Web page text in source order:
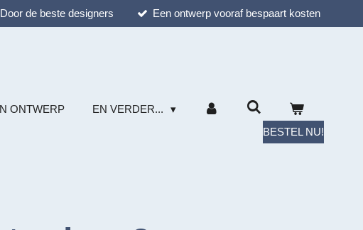
Door de beste designers Een ontwerp vooraf bespaart kosten
ONTWERP
EN VERDER...
BESTEL NU!